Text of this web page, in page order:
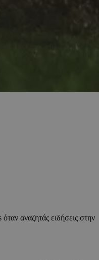
αναζητάς ειδήσεις στην